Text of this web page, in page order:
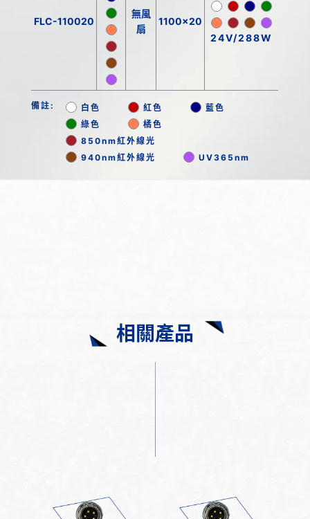
FLC-110020
無風
扇
1100x20
24V/288W
備註: 白色 紅色
藍色
綠色
橘色
850nm紅外線光
940nm紅外線光
UV365nm
相關產品